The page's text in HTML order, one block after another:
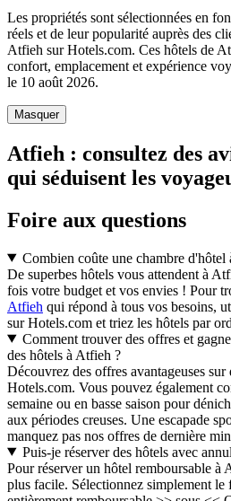
Les propriétés sont sélectionnées en
réels et de leur popularité auprès des
Atfieh sur Hotels.com. Ces hôtels de
confort, emplacement et expérience
le 10 août 2026.
Masquer
Atfieh : consultez des
qui séduisent les
Foire aux questions
Combien coûte une chambre d'hôtel
De superbes hôtels vous attendent à
fois votre budget et vos envies ! Pour
Atfieh qui répond à tous vos besoins,
sur Hotels.com et triez les hôtels par
Comment trouver des offres et
des hôtels à Atfieh ?
Découvrez des offres avantageuses
Hotels.com. Vous pouvez également
semaine ou en basse saison pour
aux périodes creuses. Une escapade
manquez pas nos offres de dernière
Puis-je réserver des hôtels avec
Pour réserver un hôtel remboursable à
plus facile. Sélectionnez simplement